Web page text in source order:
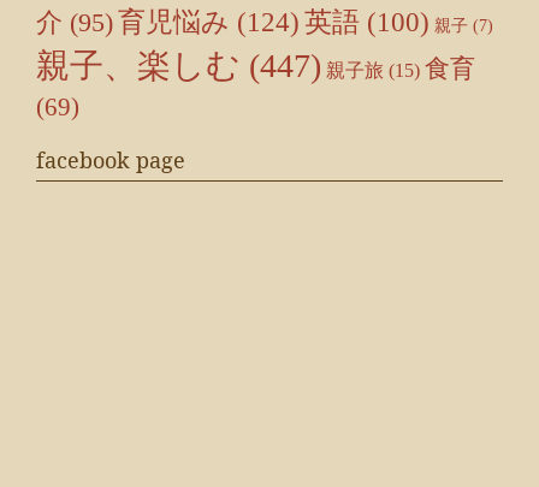
介 (95)育児悩み (124) 英語 (100) 親子 (7)
親子、楽しむ (447) 親子旅 (15) 食育
(69)
facebook page